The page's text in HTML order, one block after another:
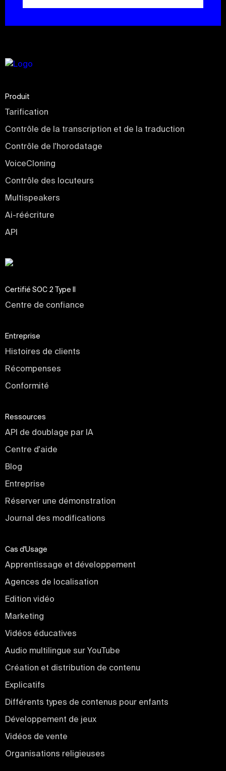
Produit
Tarification
Contrôle de la transcription et de la traduction
Contrôle de l'horodatage
VoiceCloning
Contrôle des locuteurs
Multispeakers
Ai-réécriture
API
Certifié SOC 2 Type II
Centre de confiance
Entreprise
Histoires de clients
Récompenses
Conformité
Ressources
API de doublage par IA
Centre d'aide
Blog
Entreprise
Réserver une démonstration
Journal des modifications
Cas d'Usage
Apprentissage et développement
Agences de localisation
Edition vidéo
Marketing
Vidéos éducatives
Audio multilingue sur YouTube
Création et distribution de contenu
Explicatifs
Différents types de contenus pour enfants
Développement de jeux
Vidéos de vente
Organisations religieuses